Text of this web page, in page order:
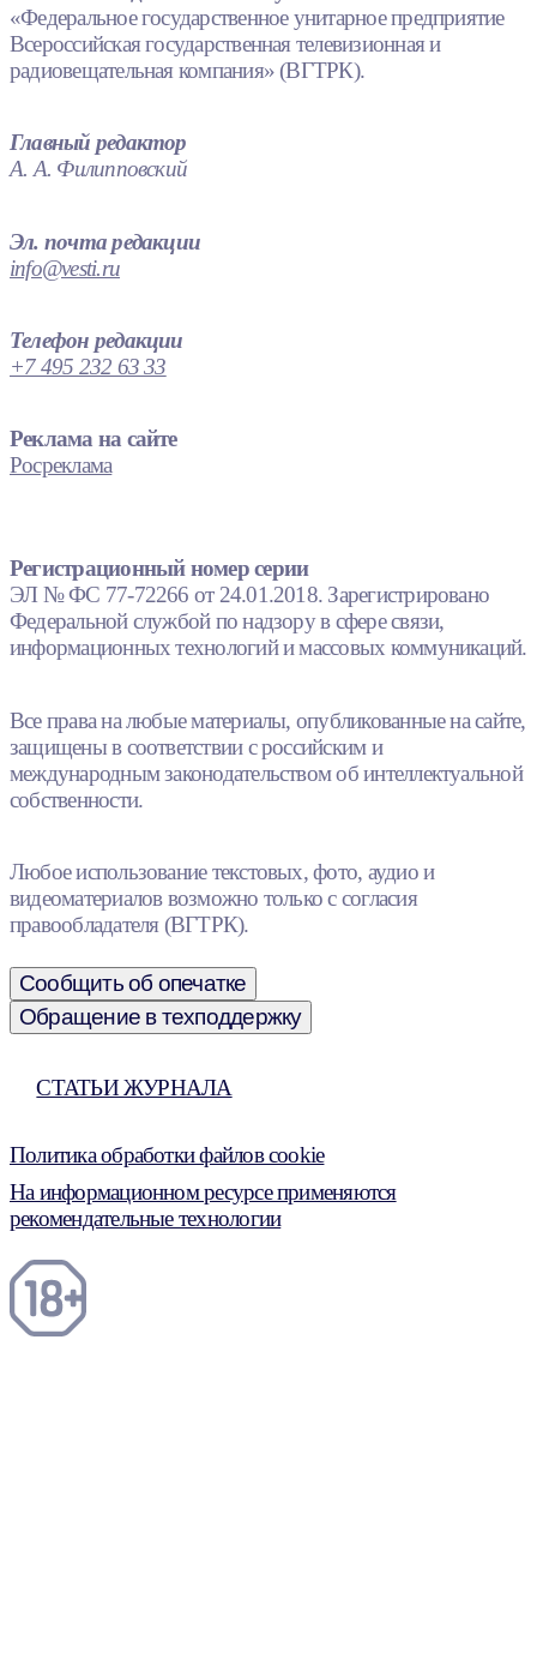
«Федеральное государственное унитарное предприятие
Всероссийская государственная телевизионная и
радиовещательная компания» (ВГТРК).
Главный редактор
А. А. Филипповский
Эл. почта редакции
info@vesti.ru
Телефон редакции
+7 495 232 63 33
Реклама на сайте
Росреклама
Регистрационный номер серии
ЭЛ № ФС 77-72266 от 24.01.2018. Зарегистрировано
Федеральной службой по надзору в сфере связи,
информационных технологий и массовых коммуникаций.
Все права на любые материалы, опубликованные на сайте,
защищены в соответствии с российским и
международным законодательством об интеллектуальной
собственности.
Любое использование текстовых, фото, аудио и
видеоматериалов возможно только с согласия
правообладателя (ВГТРК).
Сообщить об опечатке
Обращение в техподдержку
СТАТЬИ ЖУРНАЛА
Политика обработки файлов cookie
На информационном ресурсе применяются
рекомендательные технологии